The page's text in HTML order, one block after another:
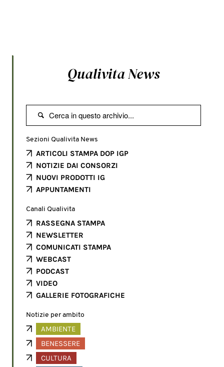
Qualivita News

Sezioni Qualivita News
ARTICOLI STAMPA DOP IGP
NOTIZIE DAI CONSORZI
NUOVI PRODOTTI IG
APPUNTAMENTI
Canali Qualivita
RASSEGNA STAMPA
NEWSLETTER
COMUNICATI STAMPA
WEBCAST
PODCAST
VIDEO
GALLERIE FOTOGRAFICHE
Notizie per ambito
AMBIENTE
BENESSERE
CULTURA